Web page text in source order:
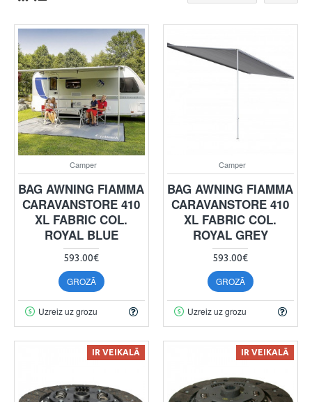
Camper
BAG AWNING FIAMMA
CARAVANSTORE 410
XL FABRIC COL.
ROYAL BLUE
593.00€
GROZĀ
Uzreiz uz grozu
Camper
BAG AWNING FIAMMA
CARAVANSTORE 410
XL FABRIC COL.
ROYAL GREY
593.00€
GROZĀ
Uzreiz uz grozu
IR VEIKALĀ IR VEIKALĀ